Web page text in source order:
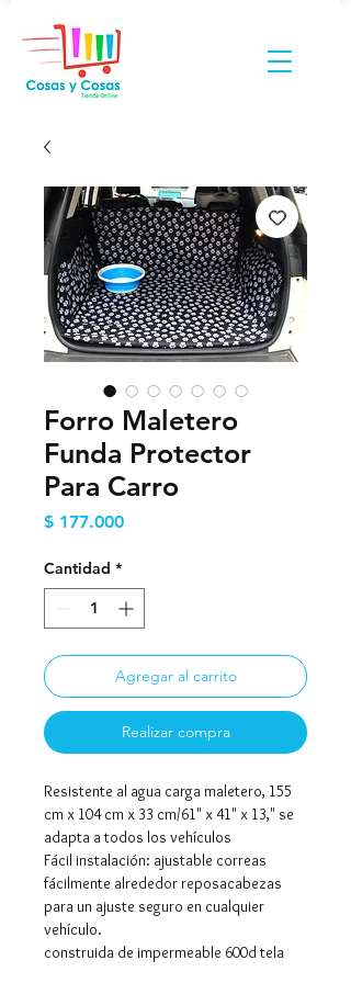
Forro Maletero
Funda Protector
Para Carro
$ 177.000Precio
Cantidad *
Agregar al carrito
Realizar compra
Resistente al agua carga maletero, 155
cm x 104 cm x 33 cm/61" x 41" x 13," se
adapta a todos los vehículos
Fácil instalación: ajustable correas
fácilmente alrededor reposacabezas
para un ajuste seguro en cualquier
vehículo.
construida de impermeable 600d tela